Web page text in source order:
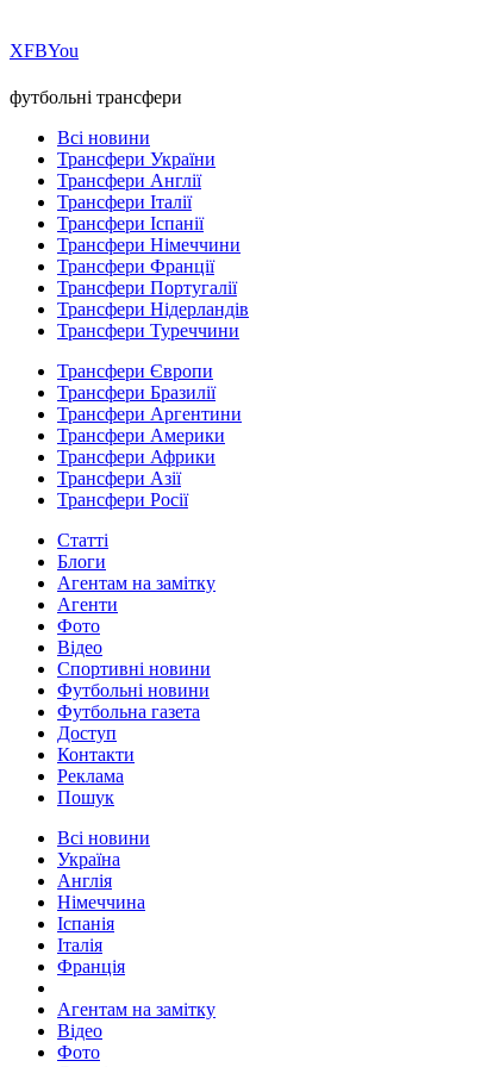
ХFBYou
футбольні трансфери
Всі новини
Трансфери України
Трансфери Англії
Трансфери Італії
Трансфери Іспанії
Трансфери Німеччини
Трансфери Франції
Трансфери Португалії
Трансфери Нідерландів
Трансфери Туреччини
Трансфери Європи
Трансфери Бразилії
Трансфери Аргентини
Трансфери Америки
Трансфери Африки
Трансфери Азії
Трансфери Росії
Статті
Блоги
Агентам на замітку
Агенти
Фото
Відео
Спортивні новини
Футбольні новини
Футбольна газета
Доступ
Контакти
Реклама
Пошук
Всі новини
Україна
Англія
Німеччина
Іспанія
Італія
Франція
Агентам на замітку
Відео
Фото